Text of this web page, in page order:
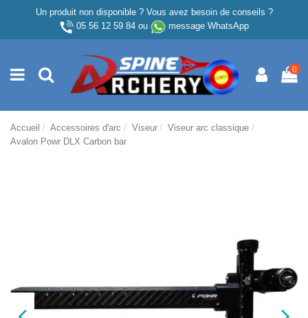
Un produit non disponible ? Vous avez besoin de conseils ?
05 56 12 59 84ou message WhatsApp
0
Accueil Accessoires d'arc Viseur
Viseur arc classique
Avalon Powr DLX Carbon bar